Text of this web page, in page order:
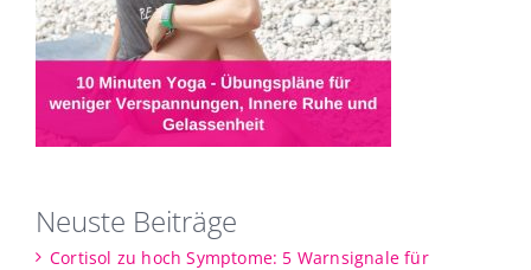
Neuste Beiträge
Cortisol zu hoch Symptome: 5 Warnsignale für